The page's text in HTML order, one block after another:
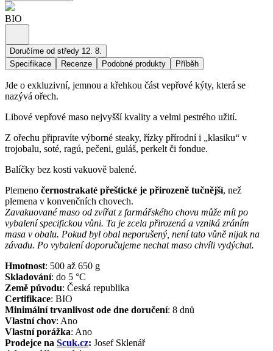
BIO
Doručíme od středy 12. 8.
Specifikace
Recenze Podobné produkty Příběh
Jde o exkluzivní, jemnou a křehkou část vepřové kýty, která se
nazývá ořech.
Libové vepřové maso nejvyšší kvality a velmi pestrého užití.
Z ořechu připravíte výborné steaky, řízky přírodní i „klasiku“ v
trojobalu, soté, ragú, pečeni, guláš, perkelt či fondue.
Balíčky bez kosti vakuově balené.
Plemeno černostrakaté přeštické je přirozeně tučnější, než
plemena v konvenčních chovech.
Zavakuované maso od zvířat z farmářského chovu může mít po
vybalení specifickou vůni. Ta je zcela přirozená a vzniká zráním
masa v obalu. Pokud byl obal neporušený, není tato vůně nijak na
závadu. Po vybalení doporučujeme nechat maso chvíli vydýchat.
Hmotnost: 500 až 650 g
Skladování: do 5 °C
Země původu: Česká republika
Certifikace: BIO
Minimální trvanlivost ode dne doručení: 8 dnů
Vlastní chov: Ano
Vlastní porážka: Ano
Prodejce na Scuk.cz: Josef Sklenář